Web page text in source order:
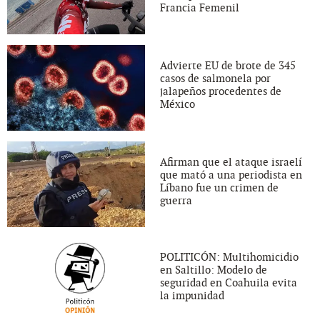
Francia Femenil
Advierte EU de brote de 345
casos de salmonela por
jalapeños procedentes de
México
Afirman que el ataque israelí
que mató a una periodista en
Líbano fue un crimen de
guerra
POLITICÓN: Multihomicidio
en Saltillo: Modelo de
seguridad en Coahuila evita
la impunidad